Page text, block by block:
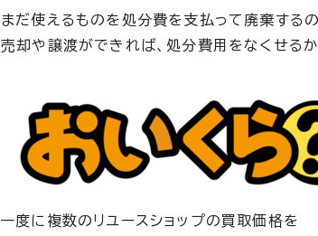
まだ使えるものを処分費を支払って廃棄する
売却や譲渡ができれば、処分費用をなくせるか
一度に複数のリユースショップの買取価格を